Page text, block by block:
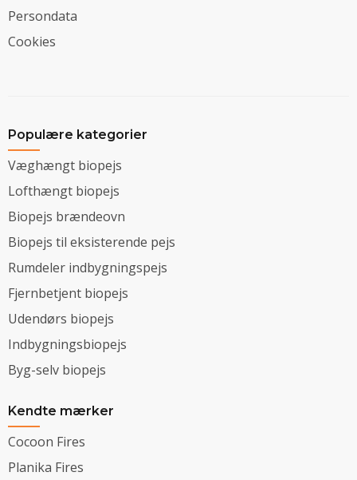
Persondata
Cookies
Populære kategorier
Væghængt biopejs
Lofthængt biopejs
Biopejs brændeovn
Biopejs til eksisterende pejs
Rumdeler indbygningspejs
Fjernbetjent biopejs
Udendørs biopejs
Indbygningsbiopejs
Byg-selv biopejs
Kendte mærker
Cocoon Fires
Planika Fires